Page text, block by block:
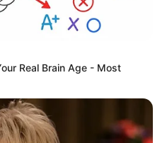
Real Brain Age - Most